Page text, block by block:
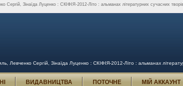
Зінаїда Луценко : СКІФІЯ-2012-Літо : альманах літературних сучасних
Сергій, Зінаїда Луценко : СКІФІЯ-2012-Літо : альманах
ВИДАВНИЦТВА ПОТОЧНЕ МІЙ АККАУНТ